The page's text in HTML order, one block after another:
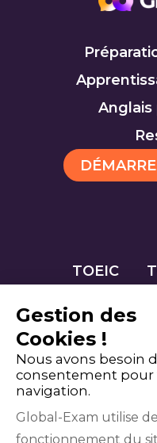
TOEIC
Gestion des
Cookies !
Nous avons besoin
consentement pour
navigation.
Global-Exam utilise
fonctionnement du